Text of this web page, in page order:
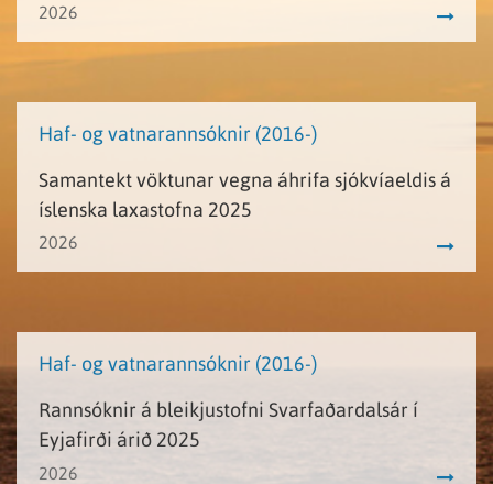
2026
Haf- og vatnarannsóknir (2016-)
Samantekt vöktunar vegna áhrifa sjókvíaeldis á
íslenska laxastofna 2025
2026
Haf- og vatnarannsóknir (2016-)
Rannsóknir á bleikjustofni Svarfaðardalsár í
Eyjafirði árið 2025
2026